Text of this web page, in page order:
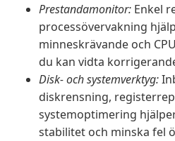
Prestandamonitor: Enkel
processövervakning
minneskrävande och
du kan vidta
Disk- och systemverktyg:
diskrensning,
systemoptimering
stabilitet och minska fel